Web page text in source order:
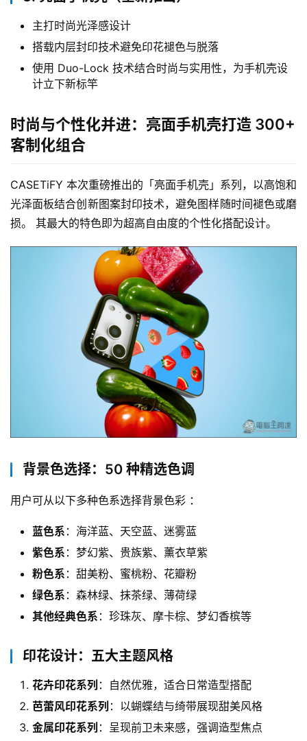
主打时尚光泽感设计
搭载内层封印技术避免印花褪色与脱落
使用 Duo-Lock 技术结合时尚与实用性，为手机壳设
计立下新标竿
时尚与个性化并进：亮面手机壳打造 300+
客制化组合
CASETiFY 本次重磅推出的「亮面手机壳」系列，以高饱和
光泽面板结合创新图案封印技术，避免图样随时间褪色或磨
损。 其最大的特色即为超高自由度的个性化搭配设计。
背景色选择：50 种精选色调
用户可从以下多种色系选择背景色彩 ：
蓝色系 ：海洋蓝、天空蓝、迷雾蓝
紫色系 ：梦幻紫、贵族紫、薰衣草紫
粉色系 ：甜美粉、蜜桃粉、花瓣粉
绿色系 ：森林绿、抹茶绿、薄荷绿
其他经典色系 ：珍珠灰、摩卡棕、梦幻香槟等
印花设计：五大主题风格
花卉印花系列 ：自然优雅，适合日常造型搭配
芭蕾风印花系列 ：以蝴蝶结与绮带展现甜美风格
金属印花系列 ：呈现前卫未来感，强调造型焦点